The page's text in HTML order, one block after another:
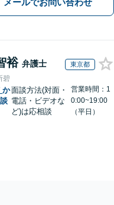
裕 弁護士 東京都
碧
か面談方法(対面・
電話・ビデオな
ど)は応相談
営業時間：1
0:00~19:00
（平日）